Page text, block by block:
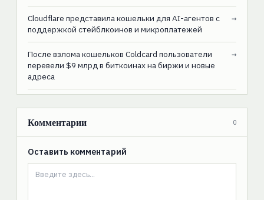
Cloudflare представила кошельки для AI-агентов с
поддержкой стейблкоинов и микроплатежей
→
После взлома кошельков Coldcard пользователи
перевели $9 млрд в биткоинах на биржи и новые
адреса
→
Комментарии 0
Оставить комментарий